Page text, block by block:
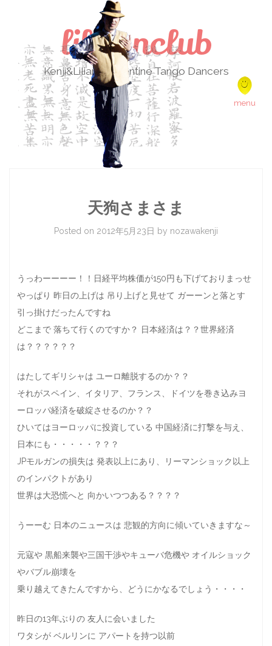
lilikenclub
Kenji&Liliana Argentine Tango Dancers
Skip to content
天狗さまさま
Posted on 2012年5月23日 by nozawakenji
うっわーーーー！！日経平均株価が150円も下げておりまっせ
やっぱり 昨日の上げは 吊り上げと見せて ガーーンと落とす
引っ掛けだったんですね
どこまで 落ちて行くのですか？ 日本経済は？？世界経済
は？？？？？？
はたしてギリシャは ユーロ離脱するのか？？
それがスペイン、イタリア、フランス、ドイツを巻き込みヨ
ーロッパ経済を破綻させるのか？？
ひいてはヨーロッパに投資している 中国経済に打撃を与え、
日本にも・・・・・？？？
JPモルガンの損失は 発表以上にあり、リーマンショック以上
のインパクトがあり
世界は大恐慌へと 向かいつつある？？？？
うーーむ 日本のニュースは 悲観的方向に傾いていきますな～
元寇や 黒船来襲や三国干渉やキューバ危機や オイルショック
やバブル崩壊を
乗り越えてきたんですから、どうにかなるでしょう・・・・
昨日の13年ぶりの 友人に会いました
ワタシが ベルリンに アパートを持つ以前
menu